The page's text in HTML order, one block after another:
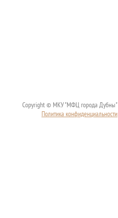
Copyright © МКУ "МФЦ города Дубны"
Политика конфиденциальности